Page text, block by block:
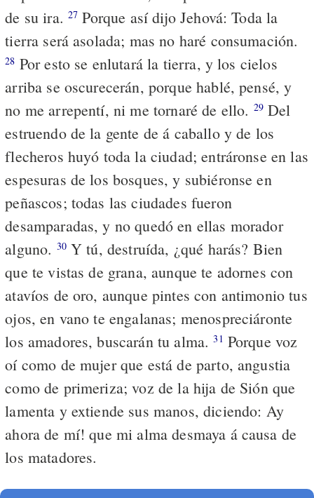
de su ira. 27 Porque así dijo Jehová: Toda la
tierra será asolada; mas no haré consumación.
28 Por esto se enlutará la tierra, y los cielos
arriba se oscurecerán, porque hablé, pensé, y
no me arrepentí, ni me tornaré de ello. 29Del
estruendo de la gente de á caballo y de los
flecheros huyó toda la ciudad; entráronse en las
espesuras de los bosques, y subiéronse en
peñascos; todas las ciudades fueron
desamparadas, y no quedó en ellas morador
alguno. 30Y tú, destruída, ¿qué harás? Bien
que te vistas de grana, aunque te adornes con
atavíos de oro, aunque pintes con antimonio tus
ojos, en vano te engalanas; menospreciáronte
los amadores, buscarán tu alma.31 Porque voz
oí como de mujer que está de parto, angustia
como de primeriza; voz de la hija de Sión que
lamenta y extiende sus manos, diciendo: ­Ay
ahora de mí! que mi alma desmaya á causa de
los matadores.